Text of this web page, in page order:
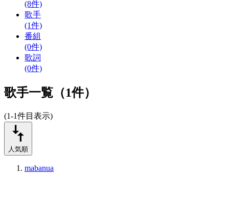
(8件)
歌手
(1件)
番組
(0件)
歌詞
(0件)
歌手一覧（1件）
(1-1件目表示)
人気順
mabanua